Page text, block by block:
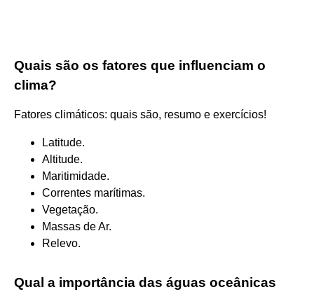
Quais são os fatores que influenciam o
clima?
Fatores climáticos: quais são, resumo e exercícios!
Latitude.
Altitude.
Maritimidade.
Correntes marítimas.
Vegetação.
Massas de Ar.
Relevo.
Qual a importância das águas oceânicas